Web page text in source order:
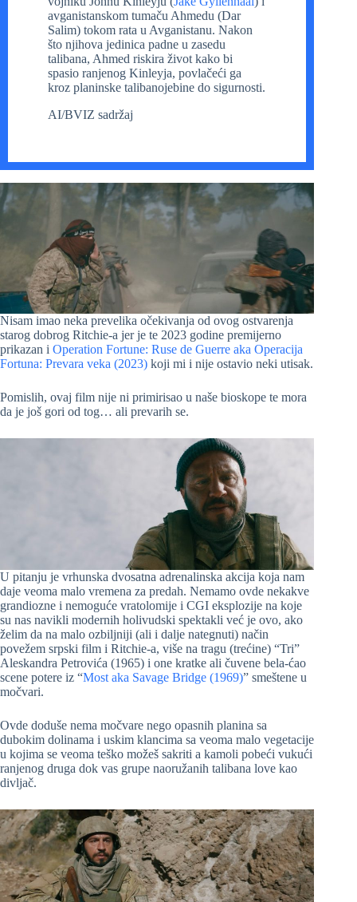
avganistanskom tumaču Ahmedu (Dar
Salim) tokom rata u Avganistanu. Nakon
što njihova jedinica padne u zasedu
talibana, Ahmed riskira život kako bi
spasio ranjenog Kinleyja, povlačeći ga
kroz planinske talibanojebine do sigurnosti.
AI/BVIZ sadržaj
Nisam imao neka prevelika očekivanja od ovog ostvarenja
starog dobrog Ritchie-a jer je te 2023 godine premijerno
prikazan i Operation Fortune: Ruse de Guerre aka Operacija
Fortuna: Prevara veka (2023) koji mi i nije ostavio neki utisak.
Pomislih, ovaj film nije ni primirisao u naše bioskope te mora
da je još gori od tog… ali prevarih se.
U pitanju je vrhunska dvosatna adrenalinska akcija koja nam
daje veoma malo vremena za predah. Nemamo ovde nekakve
grandiozne i nemoguće vratolomije i CGI eksplozije na koje
su nas navikli modernih holivudski spektakli već je ovo, ako
želim da na malo ozbiljniji (ali i dalje nategnuti) način
povežem srpski film i Ritchie-a, više na tragu (trećine) “Tri”
Aleskandra Petrovića (1965) i one kratke ali čuvene bela-ćao
scene potere iz “Most aka Savage Bridge (1969)” smeštene u
močvari.
Ovde doduše nema močvare nego opasnih planina sa
dubokim dolinama i uskim klancima sa veoma malo vegetacije
u kojima se veoma teško možeš sakriti a kamoli pobeći vukući
ranjenog druga dok vas grupe naoružanih talibana love kao
divljač.